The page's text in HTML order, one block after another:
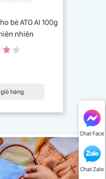
Chat Face
Chat Zalo
bé ATO AI 100g
nhiên
hàng